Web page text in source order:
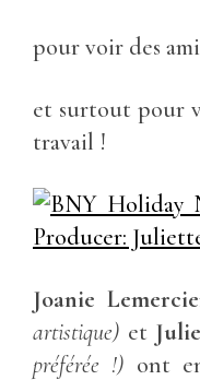
pour voir des
et surtout pour
travail !
Joanie
artistique) et
préférée !) ont